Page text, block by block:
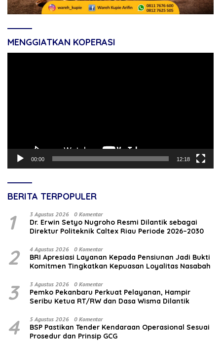
MENGGIATKAN KOPERASI
00:00 12:18
BERITA TERPOPULER
1 3 Agustus 2026 0 Komentar
‎Dr. Erwin Setyo Nugroho Resmi Dilantik sebagai
Direktur Politeknik Caltex Riau Periode 2026–2030
2 4 Agustus 2026 0 Komentar
BRI Apresiasi Layanan Kepada Pensiunan Jadi Bukti
Komitmen Tingkatkan Kepuasan Loyalitas Nasabah
3 3 Agustus 2026 0 Komentar
Pemko Pekanbaru Perkuat Pelayanan, Hampir
Seribu Ketua RT/RW dan Dasa Wisma Dilantik
4 5 Agustus 2026 0 Komentar
BSP Pastikan Tender Kendaraan Operasional Sesuai
Prosedur dan Prinsip GCG